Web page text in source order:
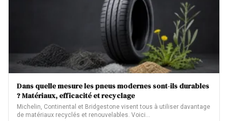
Dans quelle mesure les pneus modernes sont-ils durables
? Matériaux, efficacité et recyclage
Michelin, Continental et Bridgestone visent tous à utiliser davantage
de matériaux recyclés et renouvelables. Voici…